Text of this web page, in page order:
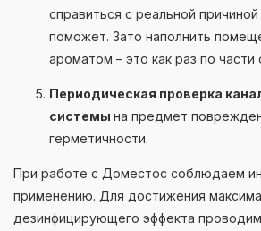
справиться с реальной
поможет. Зато наполнить
ароматом – это как раз по части
Периодическая проверка
системы на предмет
герметичности.
При работе с Доместос соблюдаем
применению. Для достижения
дезинфицирующего эффекта